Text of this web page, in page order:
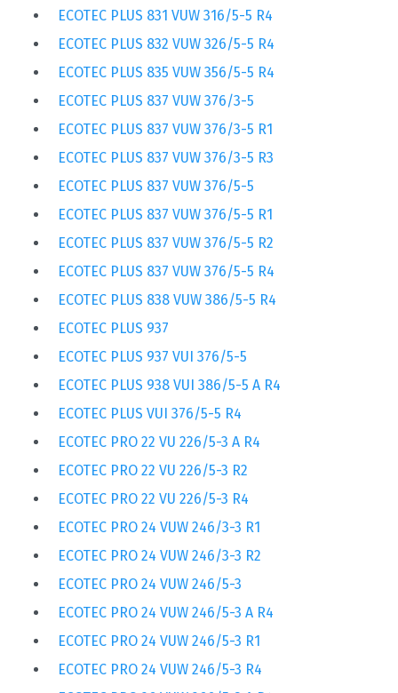
ECOTEC PLUS 831 VUW 316/5-5 R4
ECOTEC PLUS 832 VUW 326/5-5 R4
ECOTEC PLUS 835 VUW 356/5-5 R4
ECOTEC PLUS 837 VUW 376/3-5
ECOTEC PLUS 837 VUW 376/3-5 R1
ECOTEC PLUS 837 VUW 376/3-5 R3
ECOTEC PLUS 837 VUW 376/5-5
ECOTEC PLUS 837 VUW 376/5-5 R1
ECOTEC PLUS 837 VUW 376/5-5 R2
ECOTEC PLUS 837 VUW 376/5-5 R4
ECOTEC PLUS 838 VUW 386/5-5 R4
ECOTEC PLUS 937
ECOTEC PLUS 937 VUI 376/5-5
ECOTEC PLUS 938 VUI 386/5-5 A R4
ECOTEC PLUS VUI 376/5-5 R4
ECOTEC PRO 22 VU 226/5-3 A R4
ECOTEC PRO 22 VU 226/5-3 R2
ECOTEC PRO 22 VU 226/5-3 R4
ECOTEC PRO 24 VUW 246/3-3 R1
ECOTEC PRO 24 VUW 246/3-3 R2
ECOTEC PRO 24 VUW 246/5-3
ECOTEC PRO 24 VUW 246/5-3 A R4
ECOTEC PRO 24 VUW 246/5-3 R1
ECOTEC PRO 24 VUW 246/5-3 R4